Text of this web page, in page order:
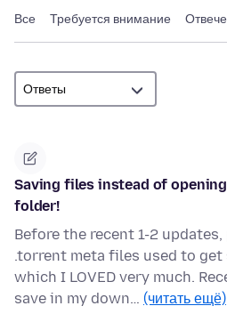
Все Требуется внимание
Saving files instead of
folder!
Before the recent 1-2
.torrent meta files used to
which I LOVED very much.
save in my down… (читать ещё)